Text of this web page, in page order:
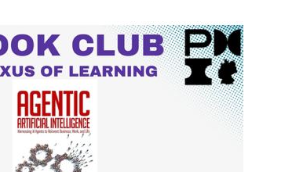
LG
Darmstadt
Roundtable